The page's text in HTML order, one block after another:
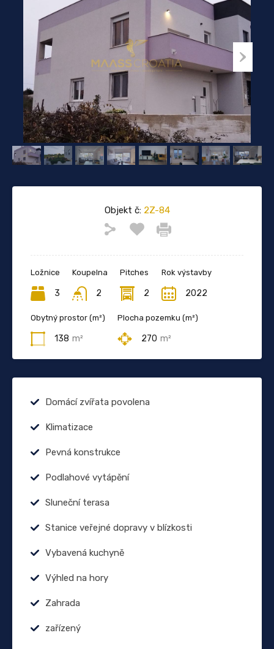
Objekt č:2Z-84
Ložnice
3
Koupelna
2
Pitches
2
Rok výstavby
2022
Obytný prostor (m²)
138 m²
Plocha pozemku (m²)
270 m²
Domácí zvířata povolena
Klimatizace
Pevná konstrukce
Podlahové vytápění
Sluneční terasa
Stanice veřejné dopravy v blízkosti
Vybavená kuchyně
Výhled na hory
Zahrada
zařízený